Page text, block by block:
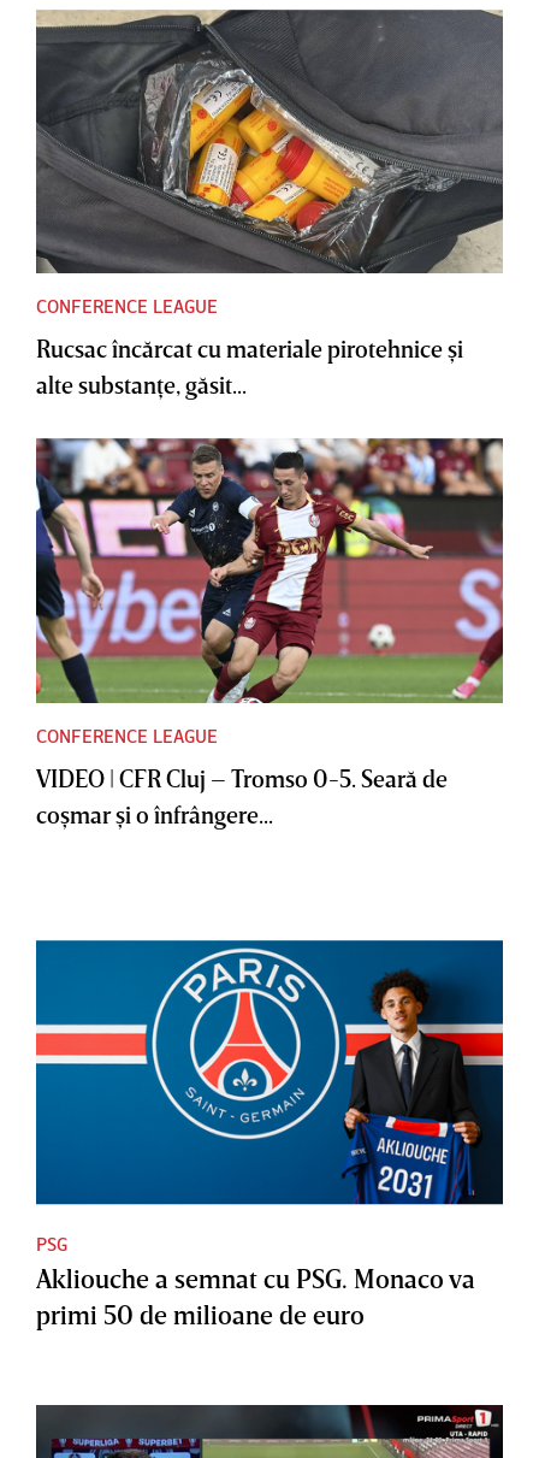
CONFERENCE LEAGUE
Rucsac încărcat cu materiale pirotehnice şi
alte substanţe, găsit...
CONFERENCE LEAGUE
VIDEO | CFR Cluj – Tromso 0-5. Seară de
coşmar şi o înfrângere...
PSG
Akliouche a semnat cu PSG. Monaco va
primi 50 de milioane de euro